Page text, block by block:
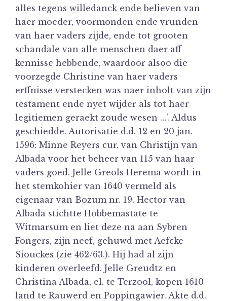
alles tegens willedanck ende believen van
haer moeder, voormonden ende vrunden
van haer vaders zijde, ende tot grooten
schandale van alle menschen daer aff
kennisse hebbende, waardoor alsoo die
voorzegde Christine van haer vaders
erffnisse verstecken was naer inholt van zijn
testament ende nyet wijder als tot haer
legitiemen geraekt zoude wesen …’. Aldus
geschiedde. Autorisatie d.d. 12 en 20 jan.
1596: Minne Reyers cur. van Christijn van
Albada voor het beheer van 115 van haar
vaders goed. Jelle Greols Herema wordt in
het stemkohier van 1640 vermeld als
eigenaar van Bozum nr. 19. Hector van
Albada stichtte Hobbemastate te
Witmarsum en liet deze na aan Sybren
Fongers, zijn neef, gehuwd met Aefcke
Siouckes (zie 462/63.). Hij had al zijn
kinderen overleefd. Jelle Greudtz en
Christina Albada, el. te Terzool, kopen 1610
land te Rauwerd en Poppingawier. Akte d.d.